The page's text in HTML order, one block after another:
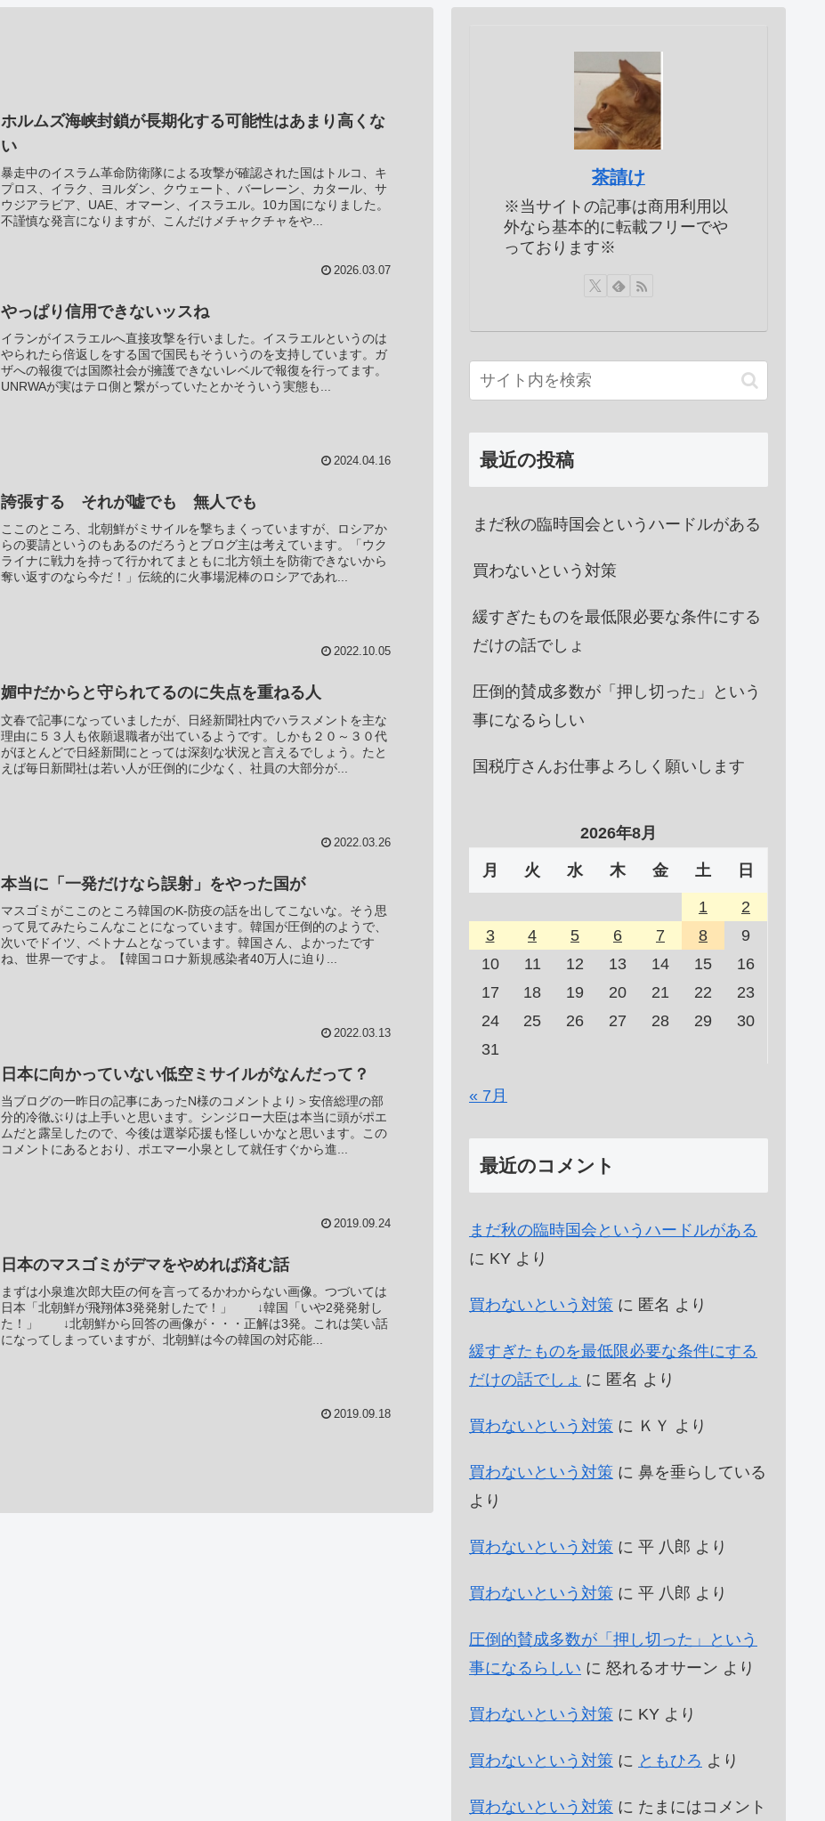
ホルムズ海峡封鎖が長期化する可能性はあまり高くな
い
暴走中のイスラム革命防衛隊による攻撃が確認された国はトルコ、キ
プロス、イラク、ヨルダン、クウェート、バーレーン、カタール、サ
ウジアラビア、UAE、オマーン、イスラエル。10カ国になりました。
不謹慎な発言になりますが、こんだけメチャクチャをや...
2026.03.07
やっぱり信用できないッスね
イランがイスラエルへ直接攻撃を行いました。イスラエルというのは
やられたら倍返しをする国で国民もそういうのを支持しています。ガ
ザへの報復では国際社会が擁護できないレベルで報復を行ってます。
UNRWAが実はテロ側と繋がっていたとかそういう実態も...
2024.04.16
誇張する それが嘘でも 無人でも
ここのところ、北朝鮮がミサイルを撃ちまくっていますが、ロシアか
らの要請というのもあるのだろうとブログ主は考えています。「ウク
ライナに戦力を持って行かれてまともに北方領土を防衛できないから
奪い返すのなら今だ！」伝統的に火事場泥棒のロシアであれ...
2022.10.05
媚中だからと守られてるのに失点を重ねる人
文春で記事になっていましたが、日経新聞社内でハラスメントを主な
理由に５３人も依願退職者が出ているようです。しかも２０～３０代
がほとんどで日経新聞にとっては深刻な状況と言えるでしょう。たと
えば毎日新聞社は若い人が圧倒的に少なく、社員の大部分が...
2022.03.26
本当に「一発だけなら誤射」をやった国が
マスゴミがここのところ韓国のK-防疫の話を出してこないな。そう思
って見てみたらこんなことになっています。韓国が圧倒的のようで、
次いでドイツ、ベトナムとなっています。韓国さん、よかったです
ね、世界一ですよ。【韓国コロナ新規感染者40万人に迫り...
2022.03.13
日本に向かっていない低空ミサイルがなんだって？
当ブログの一昨日の記事にあったN様のコメントより＞安倍総理の部
分的冷徹ぶりは上手いと思います。シンジロー大臣は本当に頭がポエ
ムだと露呈したので、今後は選挙応援も怪しいかなと思います。この
コメントにあるとおり、ポエマー小泉として就任すぐから進...
2019.09.24
日本のマスゴミがデマをやめれば済む話
まずは小泉進次郎大臣の何を言ってるかわからない画像。つづいては
日本「北朝鮮が飛翔体3発発射したで！」 ↓韓国「いや2発発射し
た！」 ↓北朝鮮から回答の画像が・・・正解は3発。これは笑い話
になってしまっていますが、北朝鮮は今の韓国の対応能...
2019.09.18
茶請け
※当サイトの記事は商用利用以
外なら基本的に転載フリーでや
っております※
最近の投稿
まだ秋の臨時国会というハードルがある
買わないという対策
緩すぎたものを最低限必要な条件にする
だけの話でしょ
圧倒的賛成多数が「押し切った」という
事になるらしい
国税庁さんお仕事よろしく願いします
2026年8月
月 火 水 木 金 土 日
1
2
3
4 5 6 7 8
9
10
11 12 13 14 15
16
17
18 19 20 21 22
23
24
25 26 27 28 29
30
31
« 7月
最近のコメント
まだ秋の臨時国会というハードルがある
に KY より
買わないという対策 に 匿名 より
緩すぎたものを最低限必要な条件にする
だけの話でしょ に 匿名 より
買わないという対策 に ＫＹ より
買わないという対策 に 鼻を垂らしている
より
買わないという対策 に 平 八郎 より
買わないという対策 に 平 八郎 より
圧倒的賛成多数が「押し切った」という
事になるらしい に 怒れるオサーン より
買わないという対策 に KY より
買わないという対策 に ともひろ より
買わないという対策 に たまにはコメント